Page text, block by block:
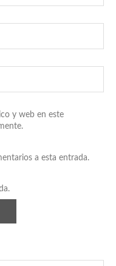
y web en este
a esta entrada.